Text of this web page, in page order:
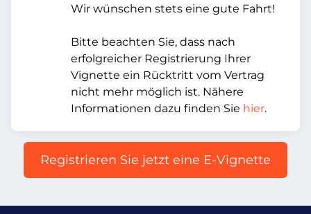
Wir wünschen stets eine gute Fahrt!
Bitte beachten Sie, dass nach
erfolgreicher Registrierung Ihrer
Vignette ein Rücktritt vom Vertrag
nicht mehr möglich ist. Nähere
Informationen dazu finden Sie hier.
Registrieren Sie jetzt eine E-Vignette